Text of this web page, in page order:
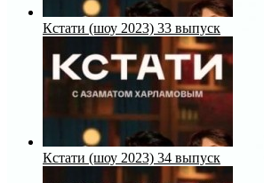
Кстати (шоу 2023) 33 выпуск
Кстати (шоу 2023) 34 выпуск